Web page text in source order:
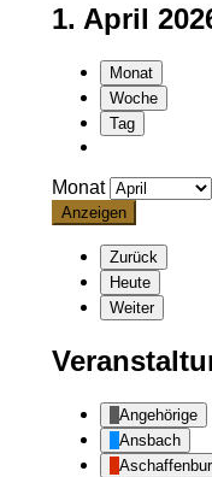
1. April
Monat
Woche
Tag
Monat
Zurück
Heute
Weiter
Angehörige
Ansbach